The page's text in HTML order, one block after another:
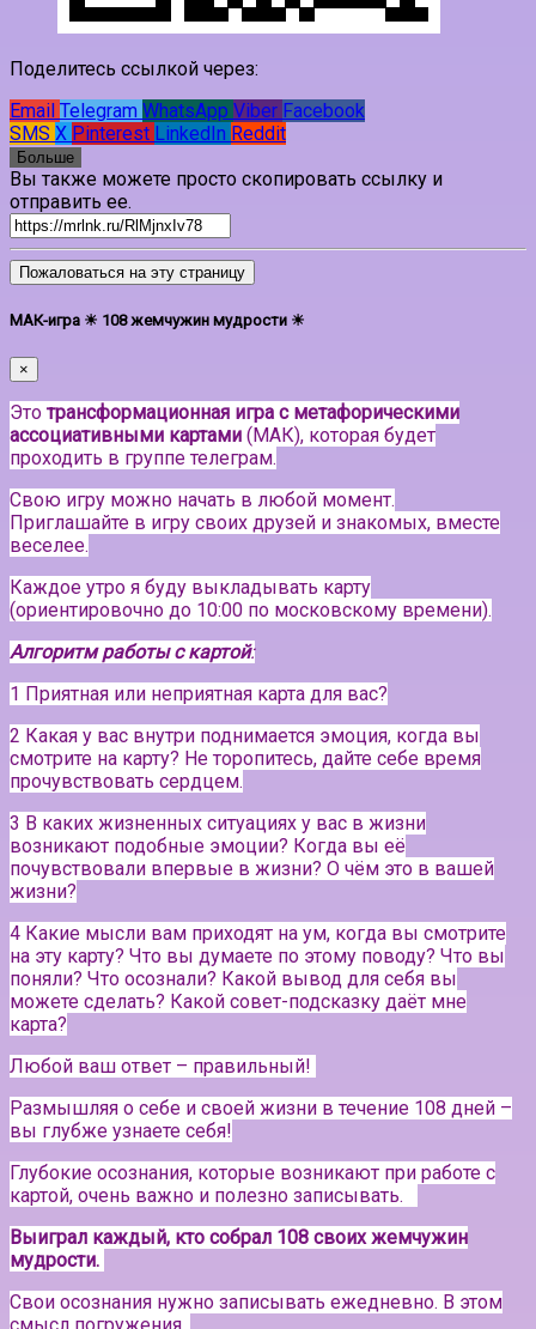
Поделитесь ссылкой через:
Email Telegram WhatsApp Viber Facebook
SMS X Pinterest LinkedIn Reddit
Больше
Вы также можете просто скопировать ссылку и
отправить ее.
Пожаловаться на эту страницу
МАК-игра ☀ 108 жемчужин мудрости ☀
×
Это трансформационная игра с метафорическими
ассоциативными картами (МАК), которая будет
проходить в группе телеграм.
Свою игру можно начать в любой момент.
Приглашайте в игру своих друзей и знакомых, вместе
веселее.
Каждое утро я буду выкладывать карту
(ориентировочно до 10:00 по московскому времени).
Алгоритм работы с картой:
1 Приятная или неприятная карта для вас?
2 Какая у вас внутри поднимается эмоция, когда вы
смотрите на карту? Не торопитесь, дайте себе время
прочувствовать сердцем.
3 В каких жизненных ситуациях у вас в жизни
возникают подобные эмоции? Когда вы её
почувствовали впервые в жизни? О чём это в вашей
жизни?
4 Какие мысли вам приходят на ум, когда вы смотрите
на эту карту? Что вы думаете по этому поводу? Что вы
поняли? Что осознали? Какой вывод для себя вы
можете сделать? Какой совет-подсказку даёт мне
карта?
Любой ваш ответ – правильный!
Размышляя о себе и своей жизни в течение 108 дней –
вы глубже узнаете себя!
Глубокие осознания, которые возникают при работе с
картой, очень важно и полезно записывать.⠀
Выиграл каждый, кто собрал 108 своих жемчужин
мудрости.
Свои осознания нужно записывать ежедневно. В этом
смысл погружения.